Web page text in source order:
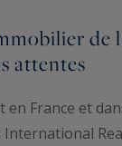
de
attentes
en France et
International